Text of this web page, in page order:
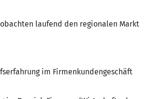
laufend den regionalen Markt
im Firmenkundengeschäft